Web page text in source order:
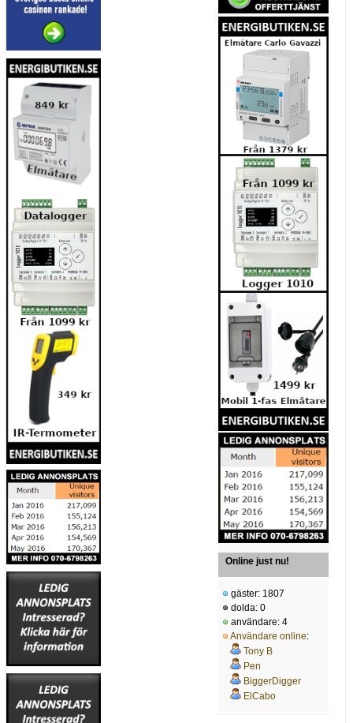
Online just nu!
gäster: 1807
dolda: 0
användare: 4
Användare online:
Tony B
Pen
BiggerDigger
ElCabo